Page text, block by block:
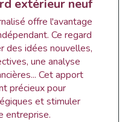
extérieur neuf
offre l'avantage
Ce regard
des idées nouvelles,
une analyse
Cet apport
précieux pour
et stimuler
entreprise.